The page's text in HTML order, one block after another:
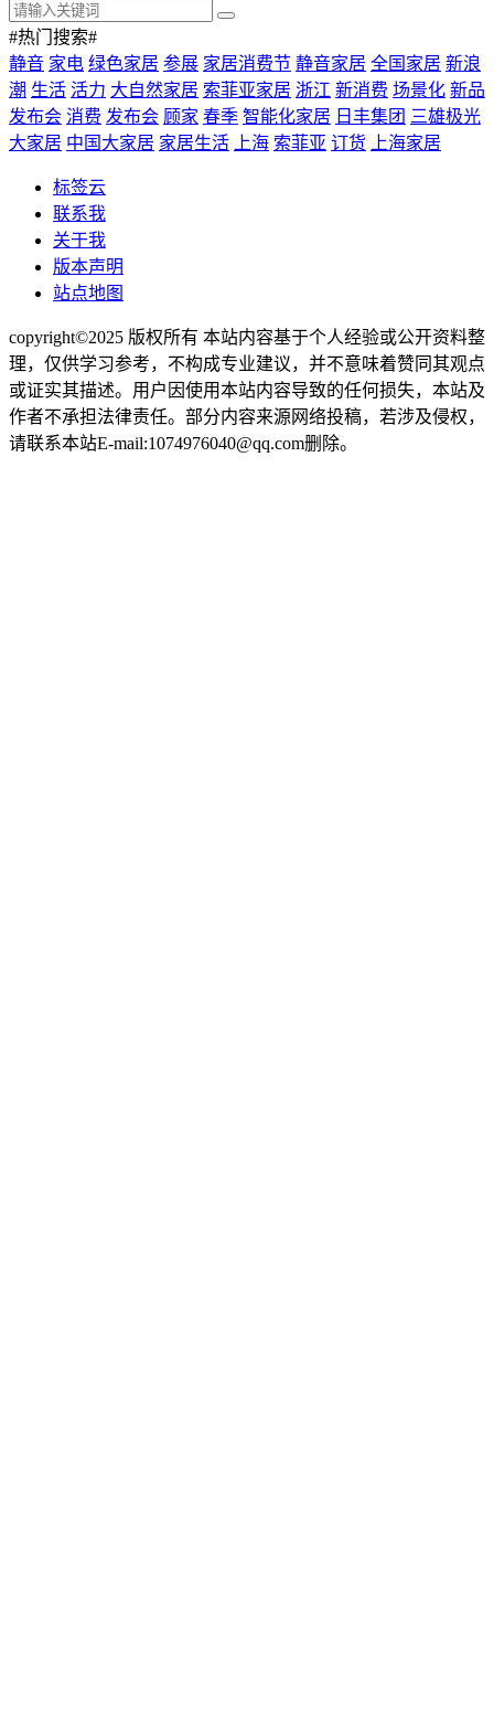
#热门搜索#
静音 家电 绿色家居 参展 家居消费节 静音家居 全国家居 新浪
潮 生活 活力 大自然家居 索菲亚家居 浙江 新消费 场景化 新品
发布会 消费 发布会 顾家 春季 智能化家居 日丰集团 三雄极光
大家居 中国大家居 家居生活 上海 索菲亚 订货 上海家居
标签云
联系我
关于我
版本声明
站点地图
copyright©2025 版权所有 本站内容基于个人经验或公开资料整
理，仅供学习参考，不构成专业建议，并不意味着赞同其观点
或证实其描述。用户因使用本站内容导致的任何损失，本站及
作者不承担法律责任。部分内容来源网络投稿，若涉及侵权，
请联系本站E-mail:1074976040@qq.com删除。